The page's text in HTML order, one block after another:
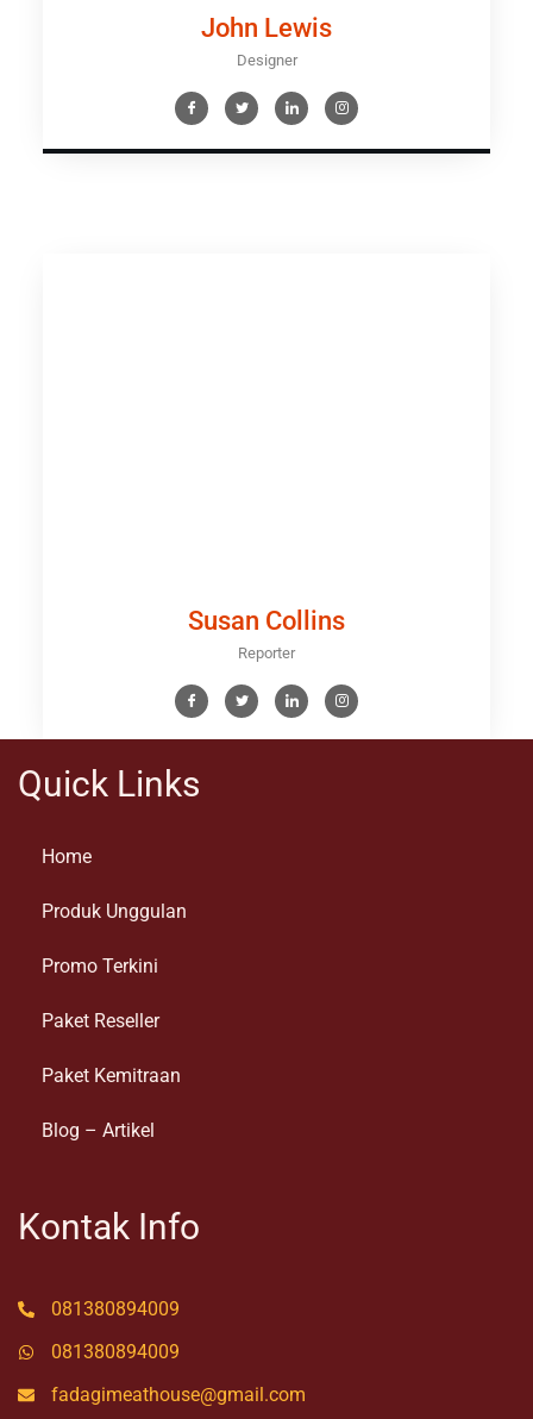
John Lewis
Designer
Susan Collins
Reporter
Quick Links
Home
Produk Unggulan
Promo Terkini
Paket Reseller
Paket Kemitraan
Blog – Artikel
Kontak Info
081380894009
081380894009
fadagimeathouse@gmail.com